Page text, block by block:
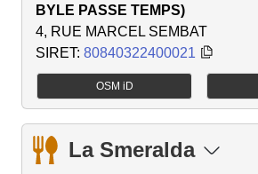
BYLE PASSE TEMPS)
4, RUE MARCEL SEMBAT
SIRET: 80840322400021
OSM iD
La Smeralda